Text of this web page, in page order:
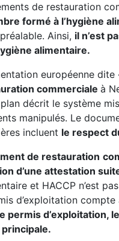
de restauration
formé à l’hygiène
Ainsi, il n’est
alimentaire.
européenne dite
commerciale à
décrit le système
manipulés. Le
incluent le respect
de restauration
d’une attestation
et HACCP n’est
d’exploitation
permis d’exploitation,